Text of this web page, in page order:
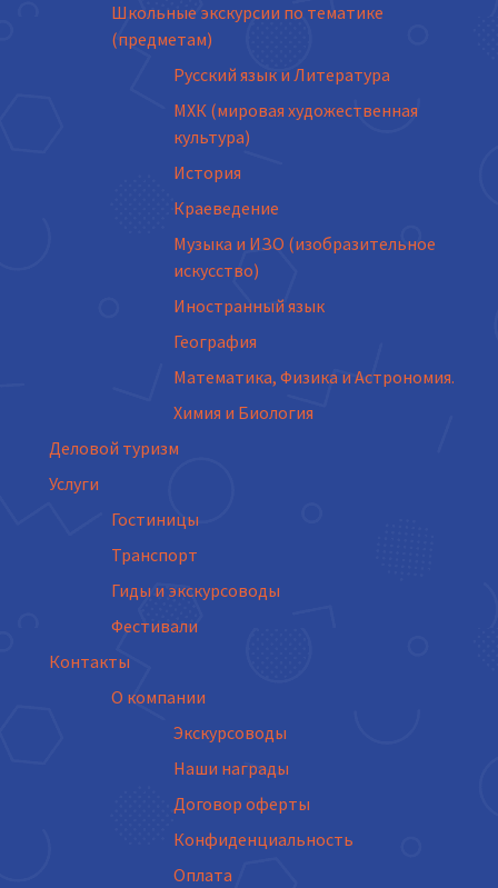
Школьные экскурсии по тематике
(предметам)
Русский язык и Литература
МХК (мировая художественная
культура)
История
Краеведение
Музыка и ИЗО (изобразительное
искусство)
Иностранный язык
География
Математика, Физика и Астрономия.
Химия и Биология
Деловой туризм
Услуги
Гостиницы
Транспорт
Гиды и экскурсоводы
Фестивали
Контакты
О компании
Экскурсоводы
Наши награды
Договор оферты
Конфиденциальность
Оплата